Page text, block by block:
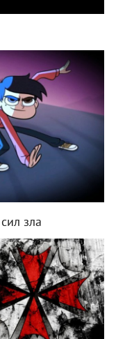
зла